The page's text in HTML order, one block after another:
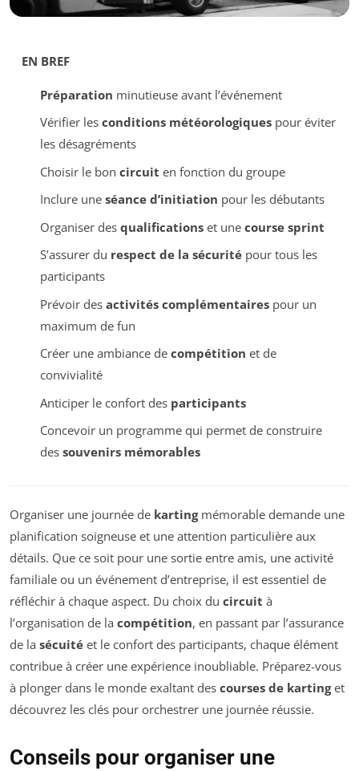
EN BREF
Préparation minutieuse avant l’événement
Vérifier les conditions météorologiquespour éviter
les désagréments
Choisir le bon circuit en fonction du groupe
Inclure une séance d’initiation pour les débutants
Organiser des qualificationset une course sprint
S’assurer du respect de la sécuritépour tous les
participants
Prévoir des activités complémentairespour un
maximum de fun
Créer une ambiance de compétition et de
convivialité
Anticiper le confort des participants
Concevoir un programme qui permet de construire
des souvenirs mémorables
Organiser une journée de kartingmémorable demande une
planification soigneuse et une attention particulière aux
détails. Que ce soit pour une sortie entre amis, une activité
familiale ou un événement d’entreprise, il est essentiel de
réfléchir à chaque aspect. Du choix du circuit à
l’organisation de la compétition, en passant par l’assurance
de la sécuité et le confort des participants, chaque élément
contribue à créer une expérience inoubliable. Préparez-vous
à plonger dans le monde exaltant des courses de kartinget
découvrez les clés pour orchestrer une journée réussie.
Conseils pour organiser une